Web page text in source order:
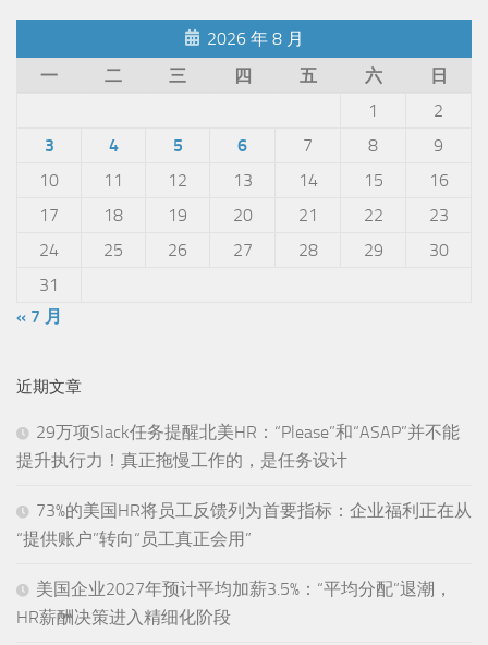
2026 年 8 月
一
二 三 四 五 六
日
1
2
3
4 5 6 7 8
9
10
11 12 13 14 15
16
17
18 19 20 21 22
23
24
25 26 27 28 29
30
31
« 7 月
近期文章
29万项Slack任务提醒北美HR：“Please”和“ASAP”并不能
提升执行力！真正拖慢工作的，是任务设计
73%的美国HR将员工反馈列为首要指标：企业福利正在从
“提供账户”转向“员工真正会用”
美国企业2027年预计平均加薪3.5%：“平均分配”退潮，
HR薪酬决策进入精细化阶段